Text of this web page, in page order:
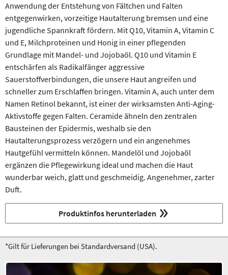
Anwendung der Entstehung von Fältchen und Falten
entgegenwirken, vorzeitige Hautalterung bremsen und eine
jugendliche Spannkraft fördern. Mit Q10, Vitamin A, Vitamin C
und E, Milchproteinen und Honig in einer pflegenden
Grundlage mit Mandel- und Jojobaöl. Q10 und Vitamin E
entschärfen als Radikalfänger aggressive
Sauerstoffverbindungen, die unsere Haut angreifen und
schneller zum Erschlaffen bringen. Vitamin A, auch unter dem
Namen Retinol bekannt, ist einer der wirksamsten Anti-Aging-
Aktivstoffe gegen Falten. Ceramide ähneln den zentralen
Bausteinen der Epidermis, weshalb sie den
Hautalterungsprozess verzögern und ein angenehmes
Hautgefühl vermitteln können. Mandelöl und Jojobaöl
ergänzen die Pflegewirkung ideal und machen die Haut
wunderbar weich, glatt und geschmeidig. Angenehmer, zarter
Duft.
Produktinfos herunterladen
*Gilt für Lieferungen bei Standardversand (USA).